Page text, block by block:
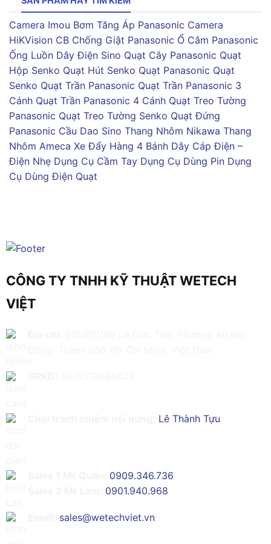
Camera Imou Bơm Tăng Áp Panasonic Camera
HiKVision CB Chống Giật Panasonic Ổ Cắm Panasonic
Ống Luồn Dây Điện Sino Quạt Cây Panasonic Quạt
Hộp Senko Quạt Hút Senko Quạt Panasonic Quạt
Senko Quạt Trần Panasonic Quạt Trần Panasonic 3
Cánh Quạt Trần Panasonic 4 Cánh Quạt Treo Tường
Panasonic Quạt Treo Tường Senko Quạt Đứng
Panasonic Cầu Dao Sino Thang Nhôm Nikawa Thang
Nhôm Ameca Xe Đẩy Hàng 4 Bánh Dây Cáp Điện –
Điện Nhẹ Dụng Cụ Cầm Tay Dụng Cụ Dùng Pin Dụng
Cụ Dùng Điện Quạt
CÔNG TY TNHH KỸ THUẬT WETECH
VIỆT
Lê Thành Tựu
0909.346.736
0901.940.968
sales@wetechviet.vn